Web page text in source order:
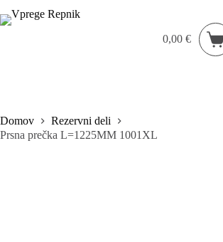
to
Shopping
0,00€
Domov
Rezervni deli
Prsna prečka L=1225MM 1001XL